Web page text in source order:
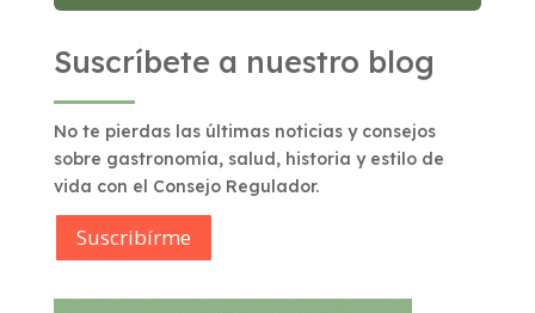
Suscríbete a nuestro blog
No te pierdas las últimas noticias y consejos
sobre gastronomía, salud, historia y estilo de
vida con el Consejo Regulador.
Suscribírme